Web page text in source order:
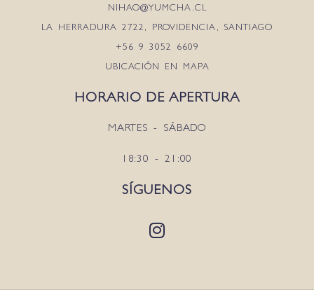
NIHAO@YUMCHA.CL
LA HERRADURA 2722, PROVIDENCIA, SANTIAGO
+56 9 3052 6609
UBICACIÓN EN MAPA
HORARIO DE APERTURA
MARTES - SÁBADO
18:30 - 21:00
SÍGUENOS